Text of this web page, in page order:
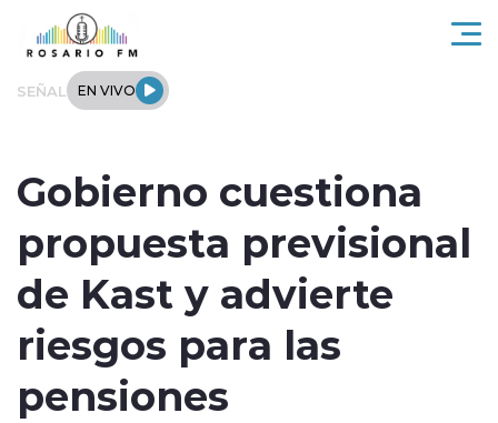
Click acá para ir directamente al contenido
SEÑAL EN VIVO
Regionales
Tendencias
Internacional
Gobierno cuestiona
propuesta previsional
de Kast y advierte
riesgos para las
pensiones